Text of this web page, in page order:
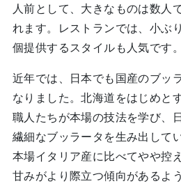
人前として、大きなものは数人
れます。レストランでは、小ぶ
個提供するスタイルも人気です。
近年では、日本でも国産のブッ
なりました。北海道をはじめと
職人たちが本場の技法を学び、
繊細なブッラータを生み出して
本場イタリア産に比べてやや控
甘みがより際立つ傾向があるよう